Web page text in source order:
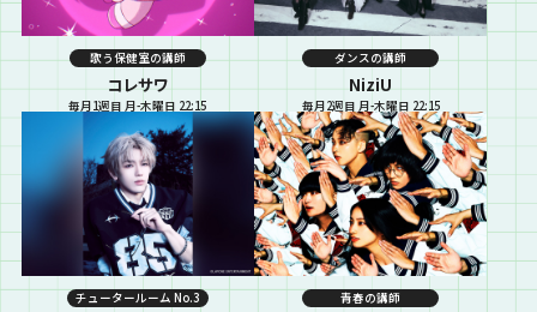
歌う保健室の講師
コレサワ
毎月1週目 月-木曜日 22:15
ダンスの講師
NiziU
毎月2週目 月-木曜日 22:15
チュータールーム No.3 青春の講師